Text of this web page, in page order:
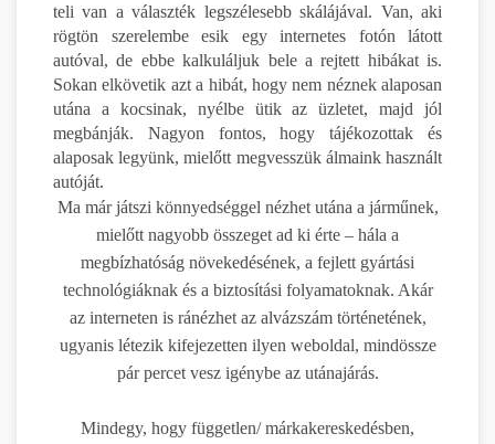
teli van a választék legszélesebb skálájával. Van, aki
rögtön szerelembe esik egy internetes fotón látott
autóval, de ebbe kalkuláljuk bele a rejtett hibákat is.
Sokan elkövetik azt a hibát, hogy nem néznek alaposan
utána a kocsinak, nyélbe ütik az üzletet, majd jól
megbánják. Nagyon fontos, hogy tájékozottak és
alaposak legyünk, mielőtt megvesszük álmaink használt
autóját.
Ma már játszi könnyedséggel nézhet utána a járműnek,
mielőtt nagyobb összeget ad ki érte – hála a
megbízhatóság növekedésének, a fejlett gyártási
technológiáknak és a biztosítási folyamatoknak. Akár
az interneten is ránézhet az alvázszám történetének,
ugyanis létezik kifejezetten ilyen weboldal, mindössze
pár percet vesz igénybe az utánajárás.
Mindegy, hogy független/ márkakereskedésben,